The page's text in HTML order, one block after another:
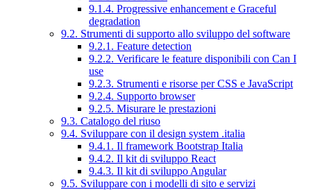
9.1.4. Progressive enhancement e Graceful
degradation
9.2. Strumenti di supporto allo sviluppo del software
9.2.1. Feature detection
9.2.2. Verificare le feature disponibili con Can I
use
9.2.3. Strumenti e risorse per CSS e JavaScript
9.2.4. Supporto browser
9.2.5. Misurare le prestazioni
9.3. Catalogo del riuso
9.4. Sviluppare con il design system .italia
9.4.1. Il framework Bootstrap Italia
9.4.2. Il kit di sviluppo React
9.4.3. Il kit di sviluppo Angular
9.5. Sviluppare con i modelli di sito e servizi